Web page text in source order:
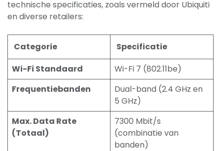
technische specificaties, zoals vermeld door Ubiquiti
en diverse retailers:
Categorie
Specificatie
Wi-Fi Standaard
Wi-Fi 7 (802.11be)
Frequentiebanden
Dual-band (2.4 GHz en
5 GHz)
Max. Data Rate
(Totaal)
7300 Mbit/s
(combinatie van
banden)